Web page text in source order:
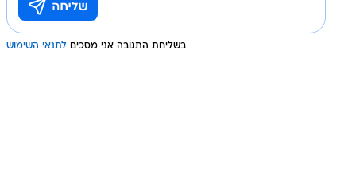
בשליחת התגובה אני מסכים לתנאי השימוש